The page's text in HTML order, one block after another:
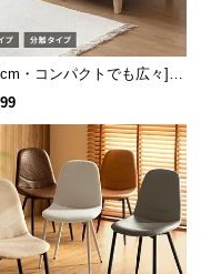
・コンパクトでも広々] 3
ファベッド リクライニン